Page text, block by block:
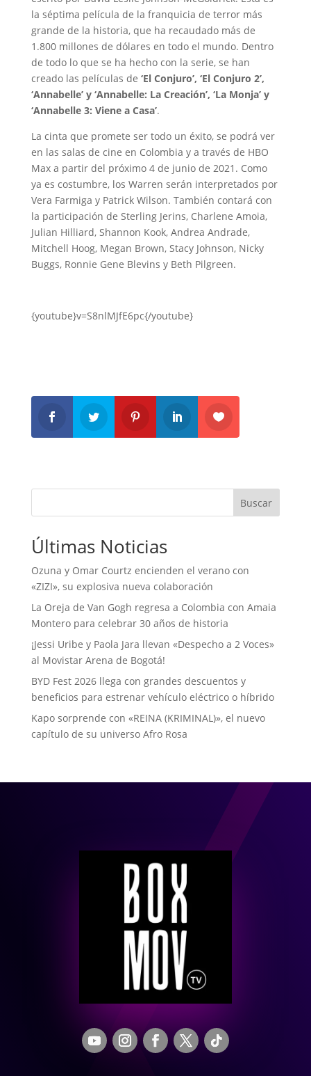
la séptima película de la franquicia de terror más
grande de la historia, que ha recaudado más de
1.800 millones de dólares en todo el mundo. Dentro
de todo lo que se ha hecho con la serie, se han
creado las películas de ‘El Conjuro’, ‘El Conjuro 2’,
‘Annabelle’ y ‘Annabelle: La Creación’, ‘La Monja’ y
‘Annabelle 3: Viene a Casa’.
La cinta que promete ser todo un éxito, se podrá ver
en las salas de cine en Colombia y a través de HBO
Max a partir del próximo 4 de junio de 2021. Como
ya es costumbre, los Warren serán interpretados por
Vera Farmiga y Patrick Wilson. También contará con
la participación de Sterling Jerins, Charlene Amoia,
Julian Hilliard, Shannon Kook, Andrea Andrade,
Mitchell Hoog, Megan Brown, Stacy Johnson, Nicky
Buggs, Ronnie Gene Blevins y Beth Pilgreen.
{youtube}v=S8nlMJfE6pc{/youtube}
Buscar
Últimas Noticias
Ozuna y Omar Courtz encienden el verano con
«ZIZI», su explosiva nueva colaboración
La Oreja de Van Gogh regresa a Colombia con Amaia
Montero para celebrar 30 años de historia
¡Jessi Uribe y Paola Jara llevan «Despecho a 2 Voces»
al Movistar Arena de Bogotá!
BYD Fest 2026 llega con grandes descuentos y
beneficios para estrenar vehículo eléctrico o híbrido
Kapo sorprende con «REINA (KRIMINAL)», el nuevo
capítulo de su universo Afro Rosa